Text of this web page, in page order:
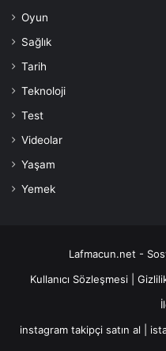
Oyun
Sağlık
Tarih
Teknoloji
Test
Videolar
Yaşam
Yemek
Lafmacun.net -
Kullanıcı Sözleşmesi
instagram takipçi satın al